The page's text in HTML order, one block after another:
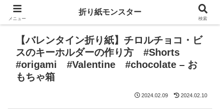
【バレンタイン折り紙】チロルチョコ・ビ
スのキーホルダーの作り方 #Shorts
#origami #Valentine #chocolate – お
もちゃ箱
2024.02.09 2024.02.10
メニュー
折り紙モンスター
検索